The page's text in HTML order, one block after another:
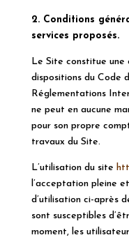
2. Conditions
services proposés.
Le Site constitue une
dispositions du Code
Réglementations
ne peut en aucune
pour son propre
travaux du Site.
L’utilisation du site
l’acceptation pleine
d’utilisation ci-après
sont susceptibles
moment, les